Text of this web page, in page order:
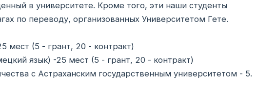
в университете. Кроме того, эти наши студенты
по переводу, организованных Университетом Гете.
мест (5 - грант, 20 - контракт)
язык) -25 мест (5 - грант, 20 - контракт)
с Астраханским государственным университетом - 5.